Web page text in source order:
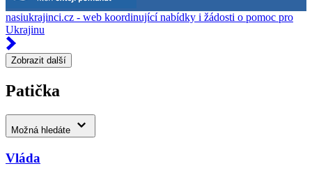
nasiukrajinci.cz - web koordinující nabídky i žádosti o pomoc pro
Ukrajinu
Zobrazit další
Patička
Možná hledáte
Vláda